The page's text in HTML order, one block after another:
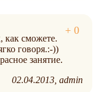
как сможете.
говоря.:-))
занятие.
02.04.2013 admin